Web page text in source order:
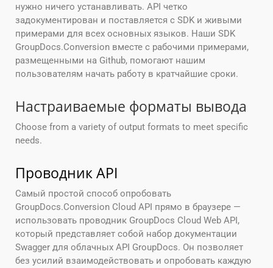
нужно ничего устанавливать. API четко
задокументирован и поставляется с SDK и живыми
примерами для всех основных языков. Наши SDK
GroupDocs.Conversion вместе с рабочими примерами,
размещенными на Github, помогают нашим
пользователям начать работу в кратчайшие сроки.
Настраиваемые форматы вывода
Choose from a variety of output formats to meet specific
needs.
Проводник API
Самый простой способ опробовать
GroupDocs.Conversion Cloud API прямо в браузере —
использовать проводник GroupDocs Cloud Web API,
который представляет собой набор документации
Swagger для облачных API GroupDocs. Он позволяет
без усилий взаимодействовать и опробовать каждую